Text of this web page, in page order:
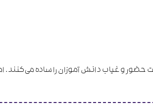
حضور و غیاب دانش آموزان را ساده می‌کنند.